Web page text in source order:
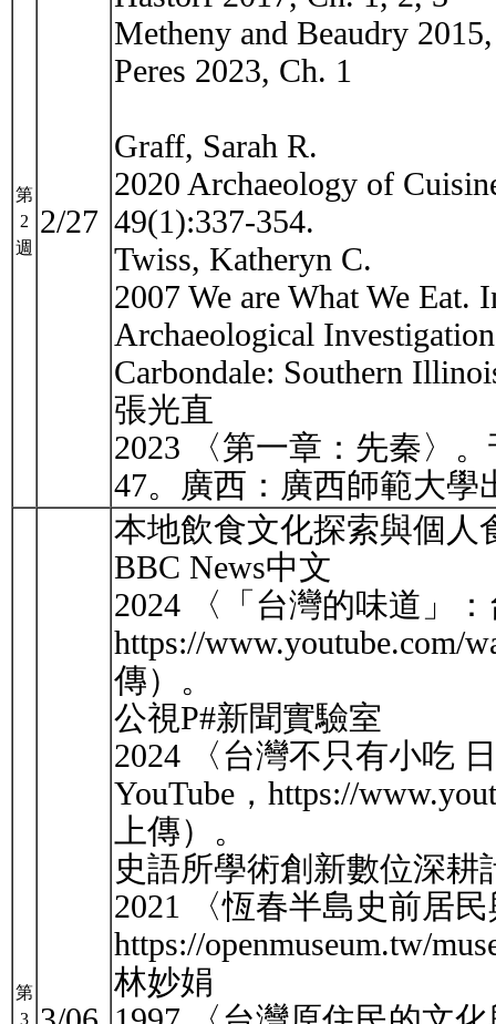
第
2
週
2/27
Metheny and Beaudry
Peres 2023, Ch. 1
Graff, Sarah R.
2020 Archaeology of
49(1):337-354.
Twiss, Katheryn C.
2007 We are What We
Archaeological
Carbondale: Southern
張光直
2023 〈第一章：先秦〉
47。廣西：廣西師範大
第
3
本地飲食文化探索與個人
BBC News中文
2024 〈「台灣的味道」
https://www.youtube.com/
傳）。
公視P#新聞實驗室
2024 〈台灣不只有小吃
YouTube，https://
上傳）。
史語所學術創新數位深
2021 〈恆春半島史前居
https://openmuseum.tw/
林妙娟